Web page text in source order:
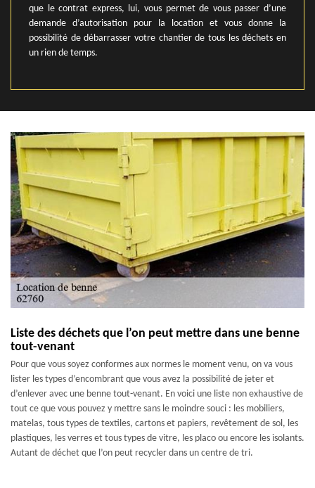
que le contrat express, lui, vous permet de vous passer d’une
demande d’autorisation pour la location et vous donne la
possibilité de débarrasser votre chantier de tous les déchets en
un rien de temps.
Liste des déchets que l’on peut mettre dans une benne
tout-venant
Pour que vous soyez conformes aux normes le moment venu, on va vous
lister les types d’encombrant que vous avez la possibilité de jeter et
d’enlever avec une benne tout-venant. En voici une liste non exhaustive de
tout ce que vous pouvez y mettre sans le moindre souci : les mobiliers,
matelas, tous types de textiles, cartons et papiers, revêtement de sol, les
plastiques, les verres et tous types de vitre, les placo ou encore les isolants.
Autant de déchet que l’on peut recycler dans un centre de tri.